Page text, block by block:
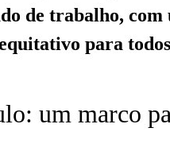
de trabalho,
para
um marco